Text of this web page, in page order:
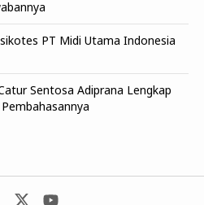
PT Midi Utama Indonesia
Sentosa Adiprana Lengkap